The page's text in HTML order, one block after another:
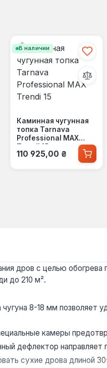
В наличии
Каминная чугунная
топка Tarnava
Professional MAX
Trendi 15
Обычная цена:
110 925,00 ₴
дров с целью
до 210 м².
чугуна 8-18 мм позволяет
камеры
дефлектор
сухие дрова длиной